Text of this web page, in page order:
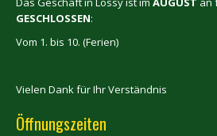
GESCHLOSSEN:
Vom 1. bis 10. (Ferien)
Vielen Dank für Ihr Verständnis
Öffnungszeiten